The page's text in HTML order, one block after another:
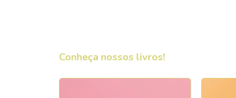
Conheça nossos livros!